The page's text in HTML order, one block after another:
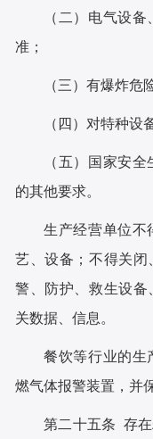
（二）电气设
准；
（三）有爆炸危
（四）对特种设
（五）国家安
的其他要求。
生产经营单位不
艺、设备；不得关闭
警、防护、救生设备
关数据、信息。
餐饮等行业的生
燃气体报警装置，并
第二十五条 存